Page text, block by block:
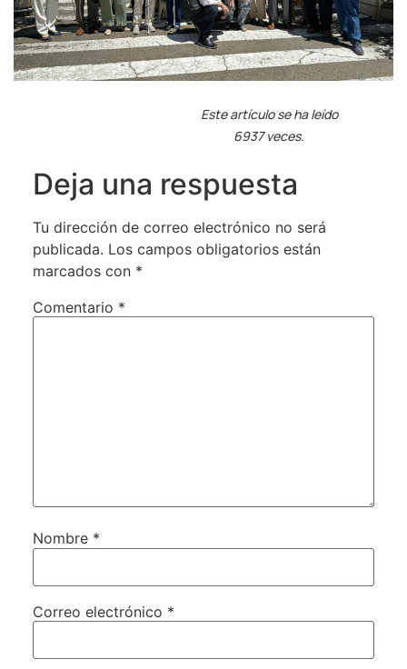
Este artículo se ha leído
6937 veces.
Deja una respuesta
Tu dirección de correo electrónico no será
publicada. Los campos obligatorios están
marcados con *
Comentario *
Nombre *
Correo electrónico *